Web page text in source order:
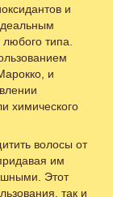
и
типа.
и
химического
волосы от
им
Этот
так и